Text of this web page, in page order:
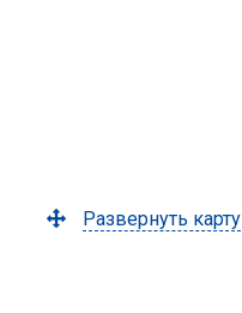
Развернуть карту